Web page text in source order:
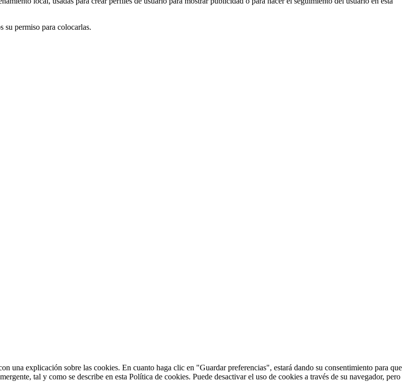
su permiso para colocarlas.
una explicación sobre las cookies. En cuanto haga clic en "Guardar preferencias", estará dando su consentimiento para que
tal y como se describe en esta Política de cookies. Puede desactivar el uso de cookies a través de su navegador, pero